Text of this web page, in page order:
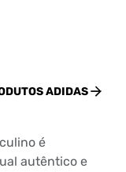
ADIDAS
é
autêntico e